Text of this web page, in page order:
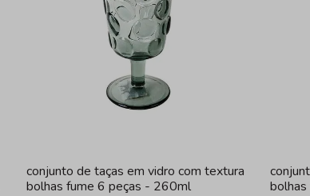
conjunto de taças em vidro com textura
bolhas fume 6 peças - 260ml